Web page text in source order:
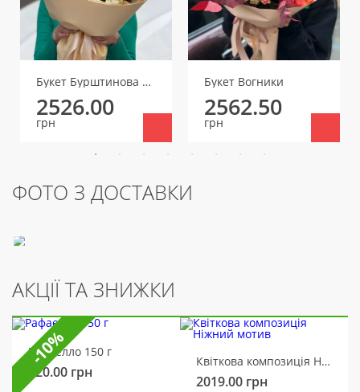
Букет Бурштинова казка
2526.00
грн
Букет Вогники
2562.50
грн
ФОТО З ДОСТАВКИ
АКЦІЇ ТА ЗНИЖКИ
Рафаелло 150 г
320.00 грн
Квіткова композиція Ніжний мотив
2019.00 грн
-10%